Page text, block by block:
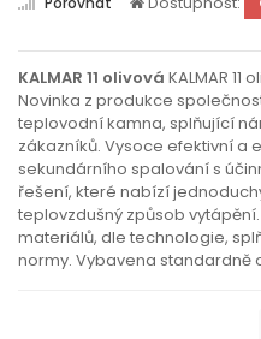
KALMAR 11 olivová KALMAR
Novinka z produkce
teplovodní kamna, splňující
zákazníků. Vysoce efektivní a
sekundárního spalování s
řešení, které nabízí
teplovzdušný způsob
materiálů, dle technologie,
normy. Vybavena standardně